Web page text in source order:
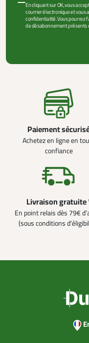
En cliquant sur OK, vous
courrier électronique et vous
confidentialité. Vous pourrez
de désabonnement présents
Paiement
Achetez en ligne en
confiance
Livraison gratuite
En point relais dès 79€
(sous conditions